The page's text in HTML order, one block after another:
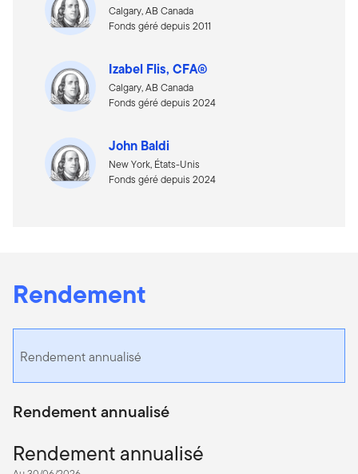
Calgary, AB Canada
Fonds géré depuis 2011
Izabel Flis, CFA®
Calgary, AB Canada
Fonds géré depuis 2024
John Baldi
New York, États-Unis
Fonds géré depuis 2024
Rendement
Rendement annualisé
Rendement annualisé
Rendement annualisé